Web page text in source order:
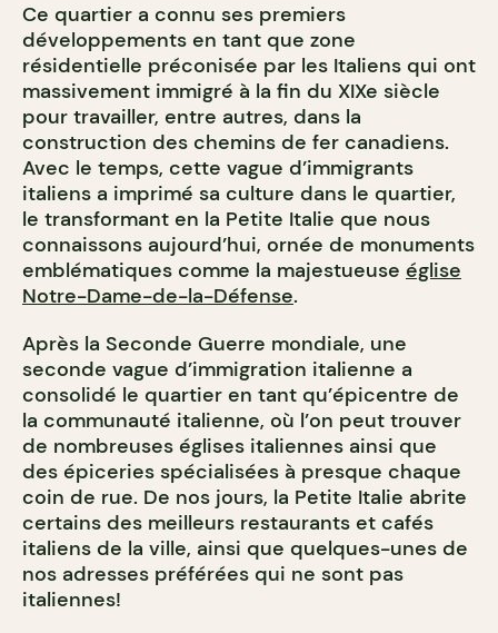
Ce quartier a connu ses premiers
développements en tant que zone
résidentielle préconisée par les Italiens qui ont
massivement immigré à la fin du XIXe siècle
pour travailler, entre autres, dans la
construction des chemins de fer canadiens.
Avec le temps, cette vague d’immigrants
italiens a imprimé sa culture dans le quartier,
le transformant en la Petite Italie que nous
connaissons aujourd’hui, ornée de monuments
emblématiques comme la majestueuse église
Notre-Dame-de-la-Défense.
Après la Seconde Guerre mondiale, une
seconde vague d’immigration italienne a
consolidé le quartier en tant qu’épicentre de
la communauté italienne, où l’on peut trouver
de nombreuses églises italiennes ainsi que
des épiceries spécialisées à presque chaque
coin de rue. De nos jours, la Petite Italie abrite
certains des meilleurs restaurants et cafés
italiens de la ville, ainsi que quelques-unes de
nos adresses préférées qui ne sont pas
italiennes!